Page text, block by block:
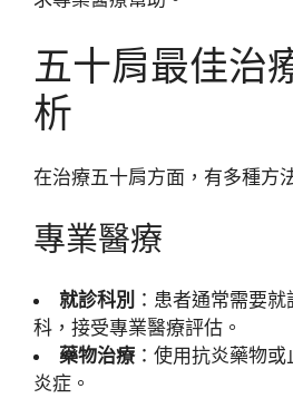
五十肩最佳治
析
在治療五十肩方面，有多種方
專業醫療
就診科別 ：患者通常需要
科，接受專業醫療評估。
藥物治療：使用抗炎藥物或
炎症。